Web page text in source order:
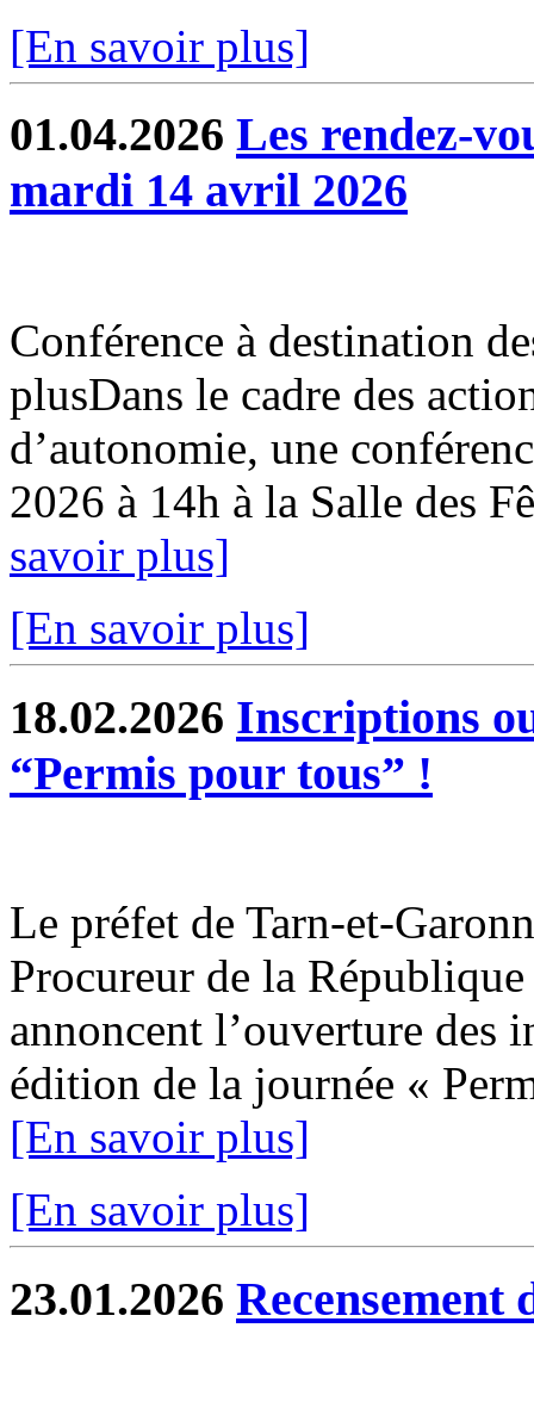
[En savoir plus]
01.04.2026 Les rendez-
mardi 14 avril 2026
Conférence à destination
plusDans le cadre des
d’autonomie, une
2026 à 14h à la Salle des
savoir plus]
[En savoir plus]
18.02.2026 Inscriptions
“Permis pour tous” !
Le préfet de Tarn-et-
Procureur de la
annoncent l’ouverture des
édition de la journée «
[En savoir plus]
[En savoir plus]
23.01.2026 Recensement